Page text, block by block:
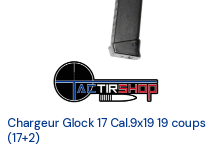
Chargeur Glock 17 Cal.9x19 19 coups
(17+2)